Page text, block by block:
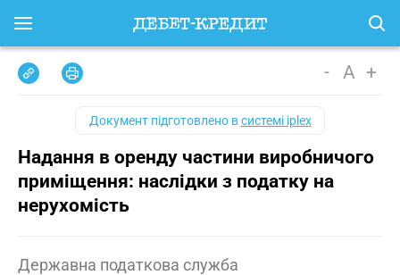
- A +
Документ підготовлено всистемі iplex
Надання в оренду частини виробничого
приміщення: наслідки з податку на
нерухомість
Державна податкова служба